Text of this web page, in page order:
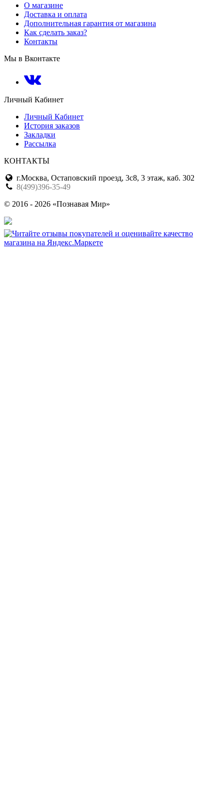
О магазине
Доставка и оплата
Дополнительная гарантия от магазина
Как сделать заказ?
Контакты
Мы в Вконтакте
Личный Кабинет
Личный Кабинет
История заказов
Закладки
Рассылка
КОНТАКТЫ
г.Москва, Остаповский проезд, 3с8, 3 этаж, каб. 302
8(499)396-35-49
© 2016 - 2026 «Познавая Мир»